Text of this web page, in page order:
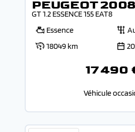
PEUGEOT 2008
GT 1.2 ESSENCE 155 EAT8
Essence
18049 km
17 490
Véhicule